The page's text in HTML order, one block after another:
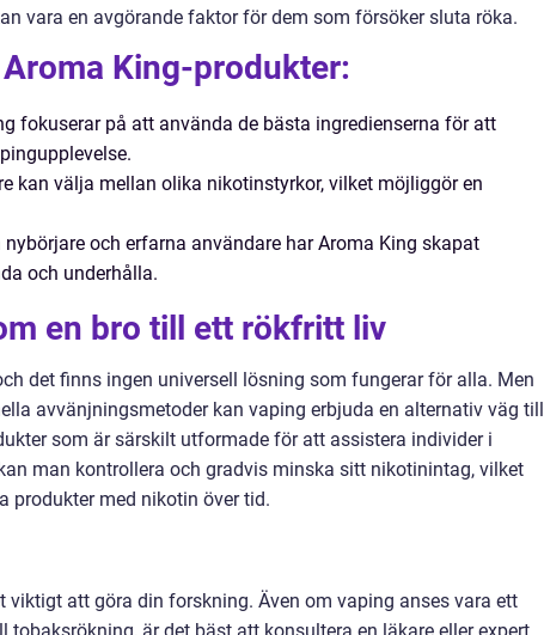
vara en avgörande faktor för dem som försöker sluta röka.
King-produkter:
fokuserar på att använda de bästa ingredienserna för att
kan välja mellan olika nikotinstyrkor, vilket möjliggör en
nybörjare och erfarna användare har Aroma King skapat
och underhålla.
en bro till ett rökfritt liv
det finns ingen universell lösning som fungerar för alla. Men
avvänjningsmetoder kan vaping erbjuda en alternativ väg till
som är särskilt utformade för att assistera individer i
man kontrollera och gradvis minska sitt nikotinintag, vilket
produkter med nikotin över tid.
viktigt att göra din forskning. Även om vaping anses vara ett